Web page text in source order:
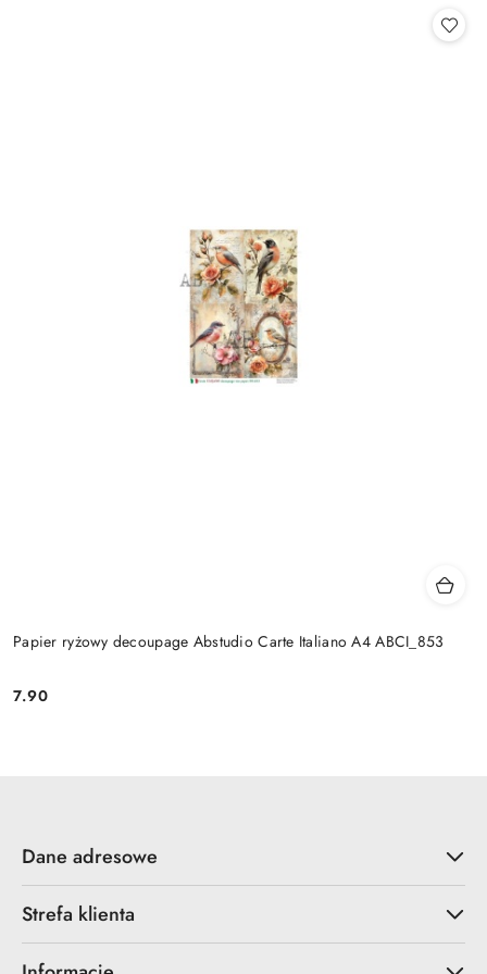
Papier ryżowy decoupage Abstudio Carte Italiano A4 ABCI_853
Cena:
7.90
Dane adresowe
Strefa klienta